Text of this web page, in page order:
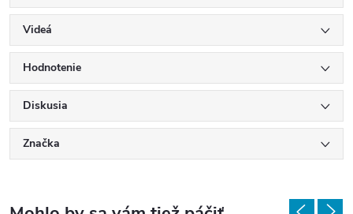
Videá
Hodnotenie
Diskusia
Značka